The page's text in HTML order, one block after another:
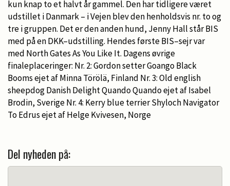
kun knap to et halvt år gammel. Den har tidligere været
udstillet i Danmark – i Vejen blev den henholdsvis nr. to og
tre i gruppen. Det er den anden hund, Jenny Hall står BIS
med på en DKK–udstilling. Hendes første BIS–sejr var
med North Gates As You Like It. Dagens øvrige
finaleplaceringer: Nr. 2: Gordon setter Goango Black
Booms ejet af Minna Törölä, Finland Nr. 3: Old english
sheepdog Danish Delight Quando Quando ejet af Isabel
Brodin, Sverige Nr. 4: Kerry blue terrier Shyloch Navigator
To Edrus ejet af Helge Kvivesen, Norge
Del nyheden på: